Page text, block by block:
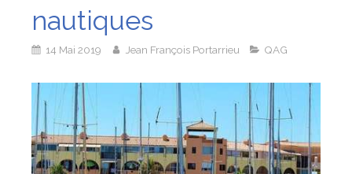
nautiques
14 Mai 2019 Jean François Portarrieu QAG